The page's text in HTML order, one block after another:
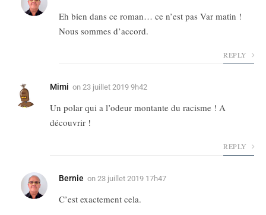
Eh bien dans ce roman… ce n’est pas Var matin !
Nous sommes d’accord.
REPLY
Mimi on 23 juillet 2019 9h42
Un polar qui a l’odeur montante du racisme ! A
découvrir !
REPLY
Bernie on 23 juillet 2019 17h47
C’est exactement cela.